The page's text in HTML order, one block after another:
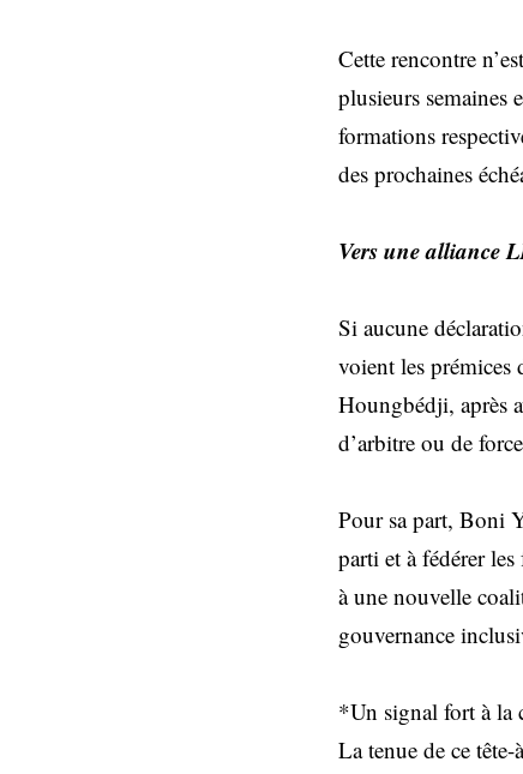
Cette rencontre
plusieurs semaines
formations
des prochaines
Vers une alliance
Si aucune
voient les prémices
Houngbédji, après
d’arbitre ou de
Pour sa part, Boni
parti et à fédérer
à une nouvelle
gouvernance
*Un signal fort à la
La tenue de ce